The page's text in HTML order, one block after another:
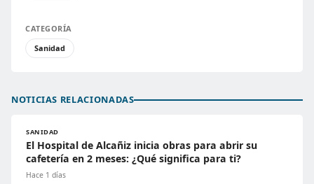
CATEGORÍA
Sanidad
NOTICIAS RELACIONADAS
SANIDAD
El Hospital de Alcañiz inicia obras para abrir su
cafetería en 2 meses: ¿Qué significa para ti?
Hace 1 días